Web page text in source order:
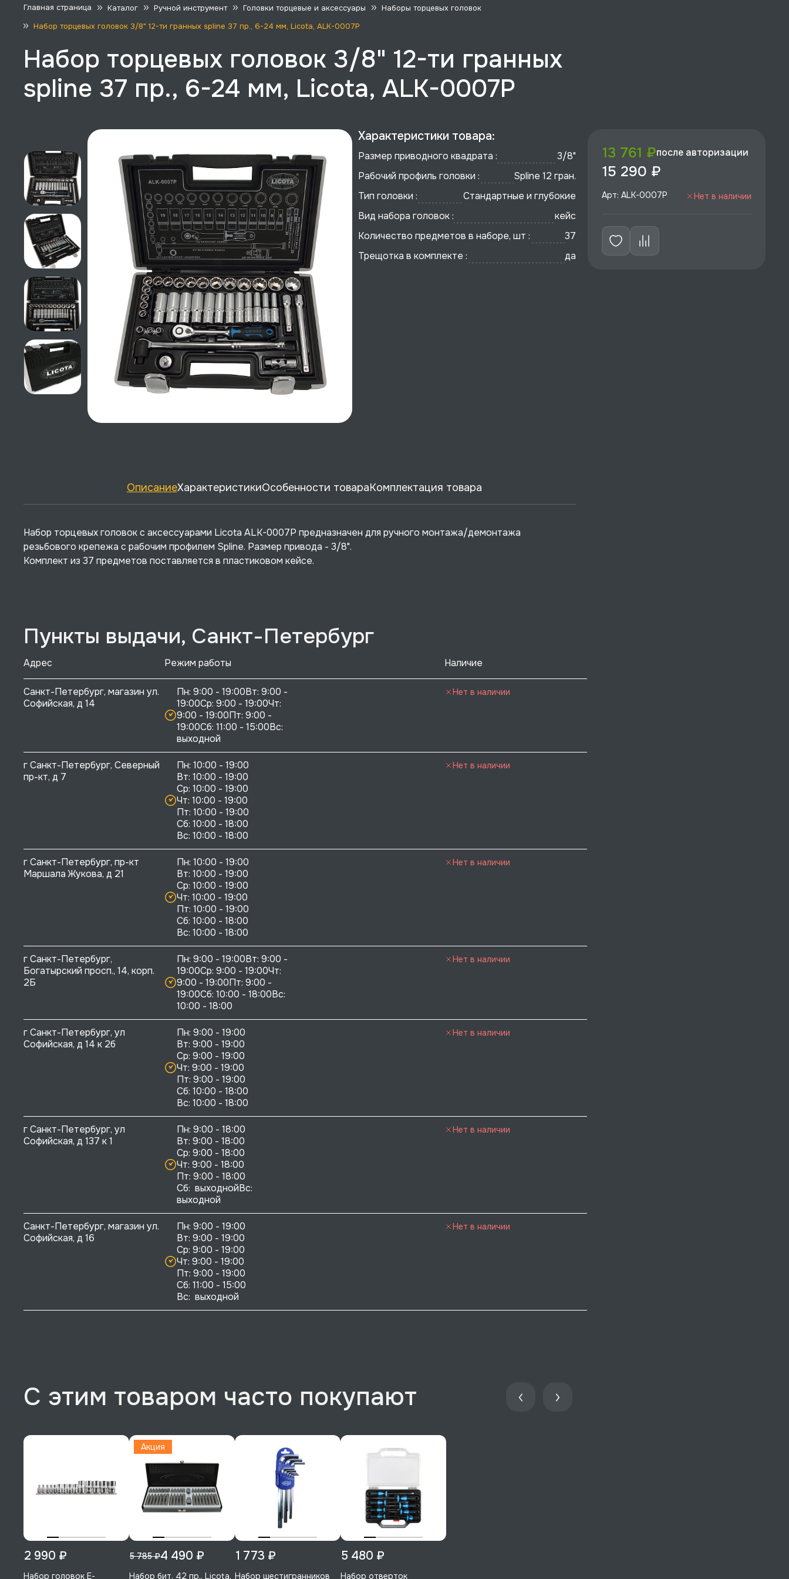
Главная страница Каталог Ручной инструмент Головки торцевые и аксессуары
Наборы торцевых головок
Набор торцевых головок 3/8" 12-ти гранных spline 37 пр., 6-24 мм, Licota, ALK-0007P
Набор торцевых головок 3/8" 12-ти гранных
spline 37 пр., 6-24 мм, Licota, ALK-0007P
Характеристики товара:
Размер приводного квадрата :
3/8"
Рабочий профиль головки :
Spline 12 гран.
Тип головки :
Стандартные и глубокие
Вид набора головок :
кейс
Количество предметов в наборе, шт :
37
Трещотка в комплекте :
да
ОписаниеХарактеристикиОсобенности товараКомплектация товара
Набор торцевых головок с аксессуарами Licota ALK-0007P предназначен для ручного монтажа/демонтажа
резьбового крепежа с рабочим профилем Spline. Размер привода - 3/8".
Комплект из 37 предметов поставляется в пластиковом кейсе.
Пункты выдачи, Санкт-Петербург
Адрес Режим работы Наличие
Санкт-Петербург, магазин ул.
Софийская, д 14
Пн: 9:00 - 19:00Вт: 9:00 -
19:00Ср: 9:00 - 19:00Чт:
9:00 - 19:00Пт: 9:00 -
19:00Сб: 11:00 - 15:00Вс:
выходной
Нет в наличии
г Санкт-Петербург, Северный
пр-кт, д 7
Пн: 10:00 - 19:00
Вт: 10:00 - 19:00
Ср: 10:00 - 19:00
Чт: 10:00 - 19:00
Пт: 10:00 - 19:00
Сб: 10:00 - 18:00
Нет в наличии
г Санкт-Петербург, пр-кт
Маршала Жукова, д 21
Пн: 10:00 - 19:00
Вт: 10:00 - 19:00
Ср: 10:00 - 19:00
Чт: 10:00 - 19:00
Пт: 10:00 - 19:00
Сб: 10:00 - 18:00
Нет в наличии
г Санкт-Петербург,
Богатырский просп., 14, корп.
2Б
Пн: 9:00 - 19:00Вт: 9:00 -
19:00Ср: 9:00 - 19:00Чт:
9:00 - 19:00Пт: 9:00 -
19:00Сб: 10:00 - 18:00Вс:
10:00 - 18:00
Нет в наличии
г Санкт-Петербург, ул
Софийская, д 14 к 2б
Пн: 9:00 - 19:00
Вт: 9:00 - 19:00
Ср: 9:00 - 19:00
Чт: 9:00 - 19:00
Пт: 9:00 - 19:00
Сб: 10:00 - 18:00
Нет в наличии
г Санкт-Петербург, ул
Софийская, д 137 к 1
Пн: 9:00 - 18:00
Вт: 9:00 - 18:00
Ср: 9:00 - 18:00
Чт: 9:00 - 18:00
Пт: 9:00 - 18:00
Сб:  выходнойВс:
выходной
Нет в наличии
Санкт-Петербург, магазин ул.
Софийская, д 16
Пн: 9:00 - 19:00
Вт: 9:00 - 19:00
Ср: 9:00 - 19:00
Чт: 9:00 - 19:00
Пт: 9:00 - 19:00
Сб: 11:00 - 15:00
Вс:  выходной
Нет в наличии
С этим товаром часто покупают
2 990 ₽
Набор головок Е-
Акция
5 785 ₽4 490 ₽
Набор бит, 42 пр., Licota,
1 773 ₽
Набор шестигранников
5 480 ₽
Набор отверток
13 761 ₽после авторизации
15 290 ₽
Арт: ALK-0007P Нет в наличии